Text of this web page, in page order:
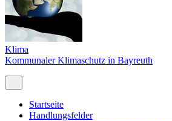
Klima
Kommunaler Klimaschutz in Bayreuth
Startseite
Handlungsfelder